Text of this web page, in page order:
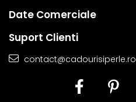
Date Comerciale
Suport Clienti
contact@cadourisiperle.ro